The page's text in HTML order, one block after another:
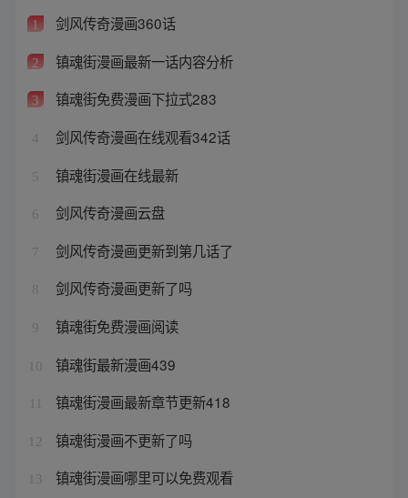
1 剑风传奇漫画360话
2 镇魂街漫画最新一话内容分析
3 镇魂街免费漫画下拉式283
4 剑风传奇漫画在线观看342话
5 镇魂街漫画在线最新
6 剑风传奇漫画云盘
7 剑风传奇漫画更新到第几话了
8 剑风传奇漫画更新了吗
9 镇魂街免费漫画阅读
10 镇魂街最新漫画439
镇魂街漫画最新章节更新418
12 镇魂街漫画不更新了吗
13 镇魂街漫画哪里可以免费观看